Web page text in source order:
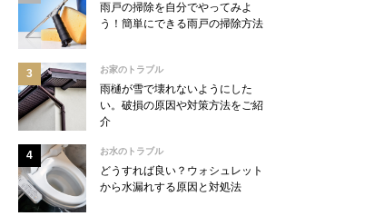
雨戸の掃除を自分でやってみよ
う！簡単にできる雨戸の掃除方法
お家のトラブル
雨樋が雪で壊れないようにした
い。破損の原因や対策方法をご紹
介
お水のトラブル
どうすれば良い？ウォシュレット
から水漏れする原因と対処法